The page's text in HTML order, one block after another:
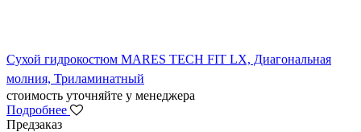
Сухой гидрокостюм MARES TECH FIT LX, Диагональная
молния, Триламинатный
стоимость уточняйте у менеджера
Подробнее
Предзаказ